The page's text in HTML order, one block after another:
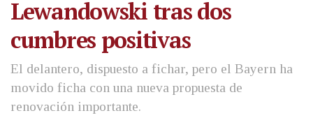
Lewandowski tras dos
cumbres positivas
El delantero, dispuesto a fichar, pero el Bayern ha
movido ficha con una nueva propuesta de
renovación importante.